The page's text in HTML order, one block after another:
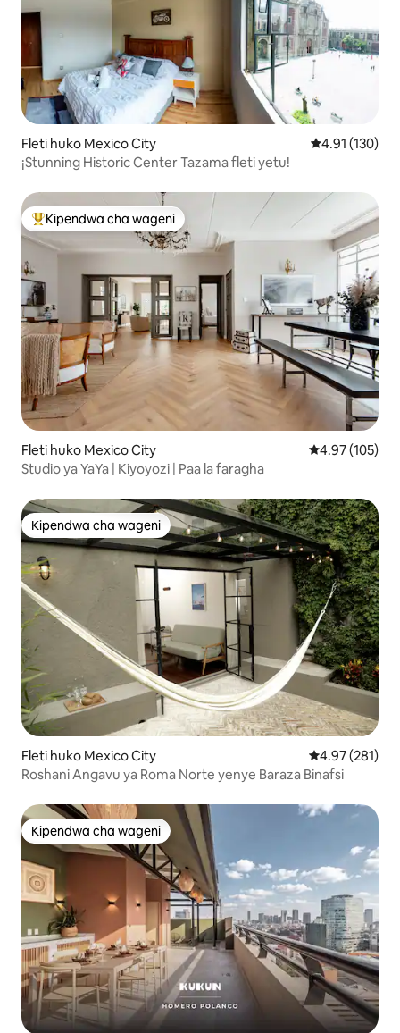
Fleti huko Mexico City Ukadiriaji wa
4.91 (130)
¡Stunning Historic Center Tazama fleti yetu!
Kipendwa maarufu cha wageni
Kipendwa cha wageni
Fleti huko Mexico City Ukadiriaji wa
4.97 (105)
Studio ya YaYa | Kiyoyozi | Paa la faragha
Kipendwa cha wageni
Kipendwa cha wageni
Fleti huko Mexico City Ukadiriaji wa
4.97 (281)
Roshani Angavu ya Roma Norte yenye Baraza Binafsi
Kipendwa cha wageni
Kipendwa cha wageni